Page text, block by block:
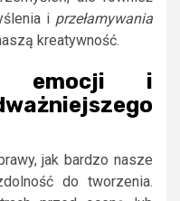
i przełamywania
kreatywność.
emocji i
jak bardzo nasze
do tworzenia.